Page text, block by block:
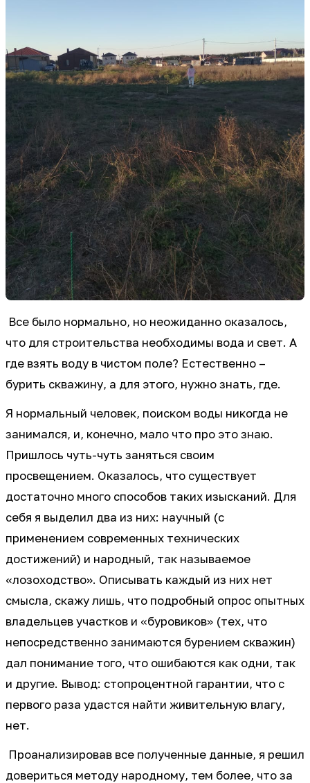
Все было нормально, но неожиданно оказалось,
что для строительства необходимы вода и свет. А
где взять воду в чистом поле? Естественно –
бурить скважину, а для этого, нужно знать, где.
Я нормальный человек, поиском воды никогда не
занимался, и, конечно, мало что про это знаю.
Пришлось чуть-чуть заняться своим
просвещением. Оказалось, что существует
достаточно много способов таких изысканий. Для
себя я выделил два из них: научный (с
применением современных технических
достижений) и народный, так называемое
«лозоходство». Описывать каждый из них нет
смысла, скажу лишь, что подробный опрос опытных
владельцев участков и «буровиков» (тех, что
непосредственно занимаются бурением скважин)
дал понимание того, что ошибаются как одни, так
и другие. Вывод: стопроцентной гарантии, что с
первого раза удастся найти живительную влагу,
нет.
Проанализировав все полученные данные, я решил
довериться методу народному, тем более, что за